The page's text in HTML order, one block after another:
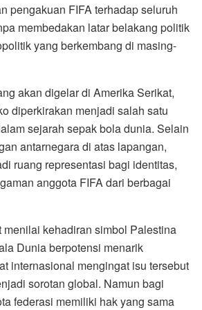
pengakuan FIFA terhadap seluruh
membedakan latar belakang politik
yang berkembang di masing-
akan digelar di Amerika Serikat,
diperkirakan menjadi salah satu
sejarah sepak bola dunia. Selain
antarnegara di atas lapangan,
ruang representasi bagi identitas,
anggota FIFA dari berbagai
kehadiran simbol Palestina
Dunia berpotensi menarik
internasional mengingat isu tersebut
sorotan global. Namun bagi
federasi memiliki hak yang sama